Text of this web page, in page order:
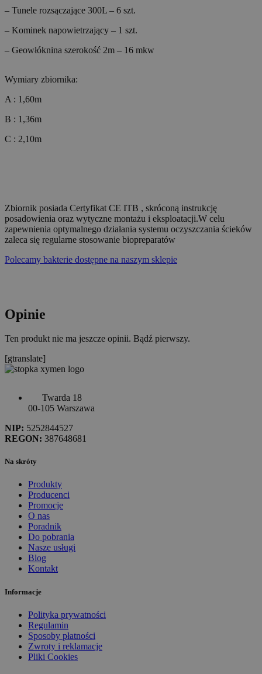
– Tunele rozsączające 300L – 6 szt.
– Kominek napowietrzający – 1 szt.
– Geowłóknina szerokość 2m – 16 mkw
Wymiary zbiornika:
A : 1,60m
B : 1,36m
C : 2,10m
Zbiornik posiada Certyfikat CE ITB , skróconą instrukcję
posadowienia oraz wytyczne montażu i eksploatacji.W celu
zapewnienia optymalnego działania systemu oczyszczania ścieków
zaleca się regularne stosowanie biopreparatów
Polecamy bakterie dostępne na naszym sklepie
Opinie
Ten produkt nie ma jeszcze opinii. Bądź pierwszy.
[gtranslate]
Twarda 18
00-105 Warszawa
NIP: 5252844527
REGON: 387648681
Na skróty
Produkty
Producenci
Promocje
O nas
Poradnik
Do pobrania
Nasze usługi
Blog
Kontakt
Informacje
Polityka prywatności
Regulamin
Sposoby płatności
Zwroty i reklamacje
Pliki Cookies